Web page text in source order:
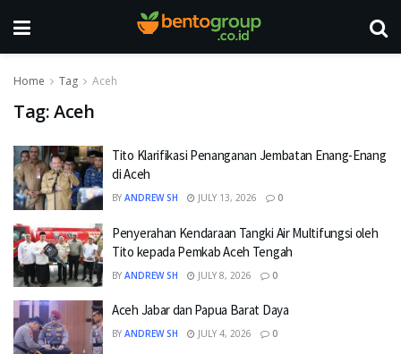
Home Tag Aceh
Tag:Aceh
Tito Klarifikasi Penanganan Jembatan Enang-Enang
di Aceh
BY ANDREW SH JULY 13, 2026 0
Penyerahan Kendaraan Tangki Air Multifungsi oleh
Tito kepada Pemkab Aceh Tengah
BY ANDREW SH JULY 8, 2026 0
Aceh Jabar dan Papua Barat Daya
BY ANDREW SH JULY 4, 2026 0